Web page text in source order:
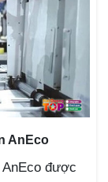
AnEco
AnEco được